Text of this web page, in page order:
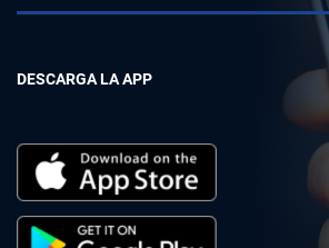
DESCARGA LA APP